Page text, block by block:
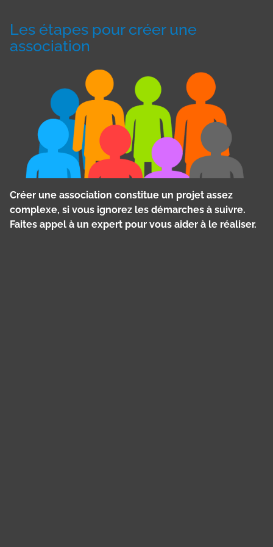
Les étapes pour créer une
association
Créer une association constitue un projet assez
complexe, si vous ignorez les démarches à suivre.
Faites appel à un expert pour vous aider à le réaliser.